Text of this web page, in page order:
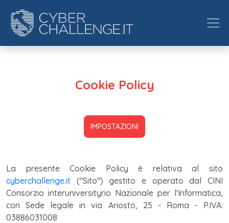
Cookie Policy
IMPOSTAZIONI
La presente Cookie Policy è relativa al sito
cyberchallenge.it ("Sito") gestito e operato dal CINI
Consorzio interuniversityrio Nazionale per l'Informatica,
con Sede legale in via Ariosto, 25 - Roma - P.IVA:
03886031008